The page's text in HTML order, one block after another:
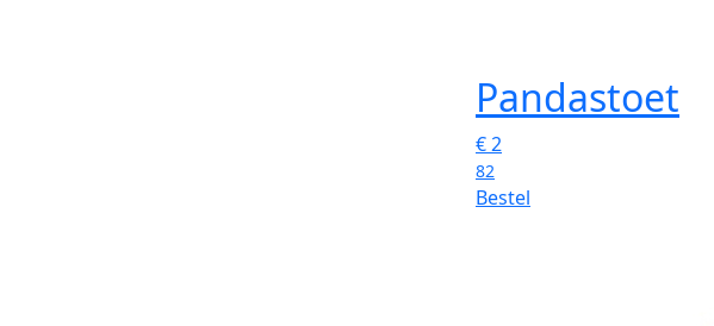
Pandastoet
€2
82
Bestel